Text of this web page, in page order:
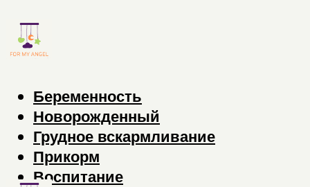
Беременность
Новорожденный
Грудное вскармливание
Прикорм
Воспитание